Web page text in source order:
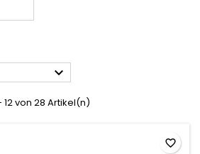

12 von 28 Artikel(n)
favorite_border